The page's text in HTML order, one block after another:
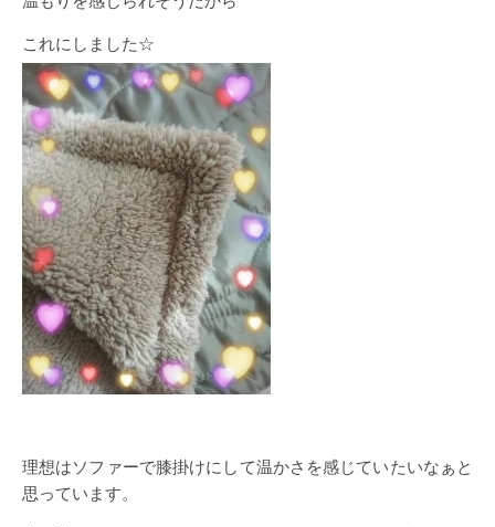
これにしました☆
理想はソファーで膝掛けにして温かさを感じていたいなぁと
思っています。